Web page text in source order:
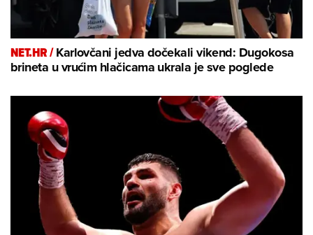
NET.HR /Karlovčani jedva dočekali vikend: Dugokosa
brineta u vrućim hlačicama ukrala je sve poglede